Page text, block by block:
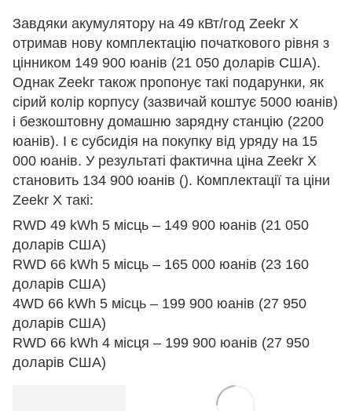
Завдяки акумулятору на 49 кВт/год Zeekr X
отримав нову комплектацію початкового рівня з
цінником 149 900 юанів (21 050 доларів США).
Однак Zeekr також пропонує такі подарунки, як
сірий колір корпусу (зазвичай коштує 5000 юанів)
і безкоштовну домашню зарядну станцію (2200
юанів). І є субсидія на покупку від уряду на 15
000 юанів. У результаті фактична ціна Zeekr X
становить 134 900 юанів (). Комплектації та ціни
Zeekr X такі:
RWD 49 kWh 5 місць – 149 900 юанів (21 050
доларів США)
RWD 66 kWh 5 місць – 165 000 юанів (23 160
доларів США)
4WD 66 kWh 5 місць – 199 900 юанів (27 950
доларів США)
RWD 66 kWh 4 місця – 199 900 юанів (27 950
доларів США)